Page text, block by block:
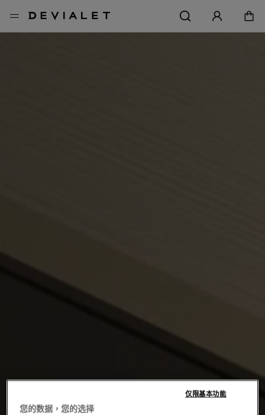
您的数据，您的选择
仅限基本功能